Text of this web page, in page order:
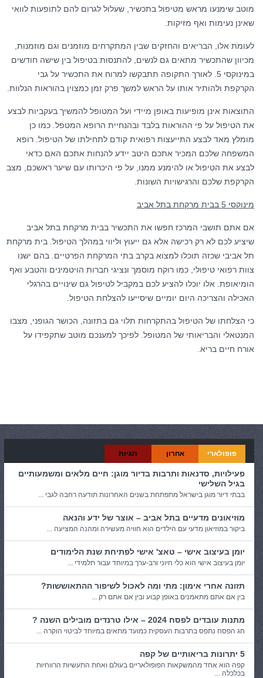
מוטב שימנעו מראש מטיפול בתכשיר, שעלול לגרום להם לתופעות לוואי
שאינן נעימות ואף מזיקות.
לעומת אלו, הבריאים והחזקים שבין המתקרחים מוזמנים וגם מוזמנות,
מכיוון שהתכשיר מתאים גם לנשים, להתנסות בטיפול בין שישה חודשים
במינוקסי 5. לאורך התקופה תתבקשו למרוח את התכשיר על גבי
הקרקפת ולהותיר אותו על הראש למשך פרק זמן כמצוין בהוראות הנלוות.
התוצאות אינן מופיעות באופן מיידי ועל המטופל להמשיך בעקביות לבצע
את הטיפול על פי ההוראות בלבד ובהנחיית הרופא המטפל. כמו כן
מומלץ מאד לבצע התייעצות רפואית קודם לתחילתו של הטיפול. רופא
המשפחה שלכם המכיר אתכם היטב יידע להנחות אתכם האם כדאי
לבצע את הטיפול או להימנע ממנו, על פי היכרותו עם שיער ראשכם, מצב
הקרקפת שלכם והרגישויות השונות.
מינוקסי 5 בבית מרקחת בתל אביב
אם אתם תושבי המרכז חפשו את התכשיר בבית מרקחת בתל אביב
שיציע לכם לא רק רכישה אלא גם ייעוץ וליווי במהלך הטיפול. בית מרקחת
תל אביבי שכזה תוכלו למצוא בקרב בתי המרקחת הפרטיים. בהם ישנו
צוות רפואי טיפולי, כמו רוקח מוסמך ונציגי חברות הויטמינים והטבע ואף
הומיאופת. אלו יוכלו להציע לכם במקביל לטיפול גם שינויים בהרגלי
האכילה והצריכה היום יומיים שיסייעו להצלחת הטיפול.
כי הצלחתו של הטיפול בהתקרחות תלוי גם בתזונה, הכושר הגופני, מצבו
המנטאלי והבריאותי של המטופל. לפיכך למענכם מוטב שתקפידו על
אורח חיים בריא.
פופולארי אחרון תגיות
פעילויות, סדנאות ותרבות בדיור מוגן: חיים מלאים ומשמעותיים
בגיל השלישי
בבתי דיור מוגן בישראל מתפתחת בשנים האחרונות תודעה רחבה לגבי ...
מוזיאונים מדעיים בתל אביב – אוצר של ידע והנאה
ביקור במוזיאון מדעי עם הילדים הוא חוויה מעשירה ומהנה המציעה ...
יומן בעיצוב אישי – טאצ' אישי לפתיחת שנת הלימודים
יומן בעיצוב אישי הוא כלי חיוני ורב-ערך במיוחד עבור תלמידי ...
תזונה אחרי אימון: מתי ומה לאכול לשיפור ההתאוששות?
בין אם אתם מתאמנים באופן קבוע ובין אם אתם רק ...
מתנות עובדים לפסח 2024 – אילו טרנדים מובילים השנה ?
חג הפסח נתפס בתרבות העסקית כמועד מתאים במיוחד לביטוי הוקרה ...
5 יתרונות בריאותיים של קפה
קפה הוא אחד מהמשקאות הפופולאריים בעולם ואחת התעשיות הרווחיות
בכלכלה ...